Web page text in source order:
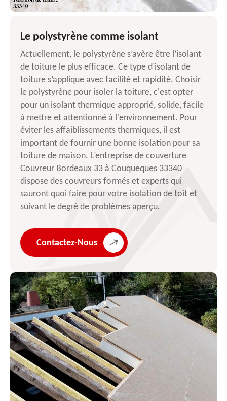
Le polystyrène comme isolant
Actuellement, le polystyrène s’avère être l’isolant
de toiture le plus efficace. Ce type d’isolant de
toiture s’applique avec facilité et rapidité. Choisir
le polystyrène pour isoler la toiture, c'est opter
pour un isolant thermique approprié, solide, facile
à mettre et attentionné à l'environnement. Pour
éviter les affaiblissements thermiques, il est
important de fournir une bonne isolation pour sa
toiture de maison. L’entreprise de couverture
Couvreur Bordeaux 33 à Couqueques 33340
dispose des couvreurs formés et experts qui
sauront quoi faire pour votre isolation de toit et
suivant le degré de problèmes aperçu.
Contactez-Nous